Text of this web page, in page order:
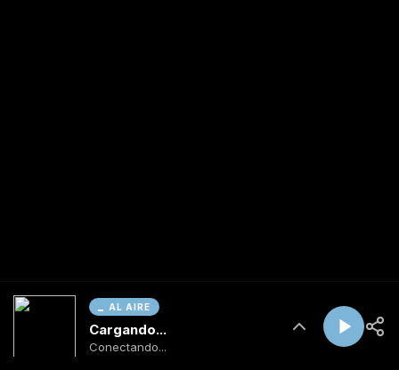
AL AIRE
Cargando...
Conectando...